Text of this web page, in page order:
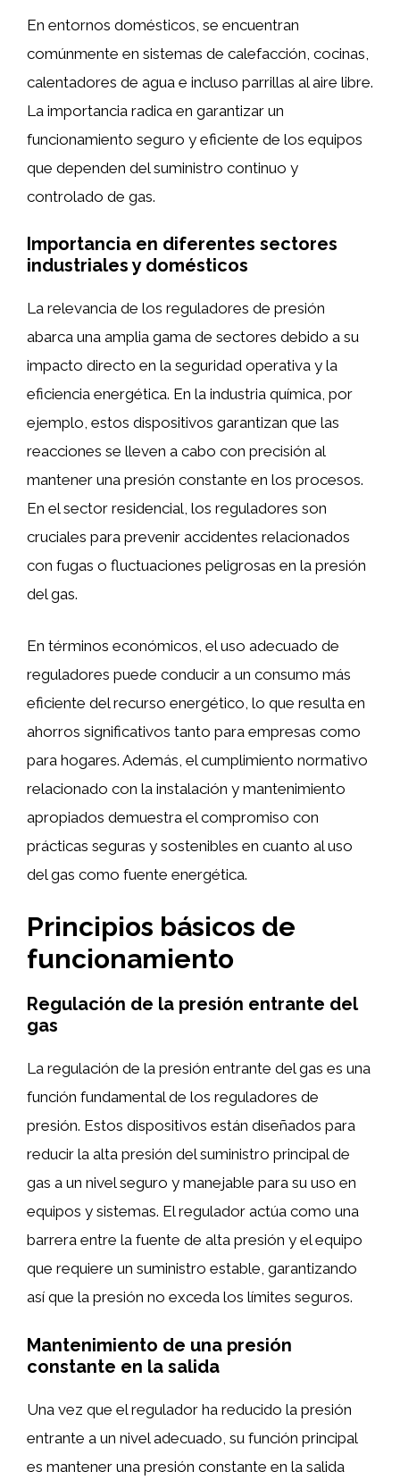
En entornos domésticos, se encuentran
comúnmente en sistemas de calefacción, cocinas,
calentadores de agua e incluso parrillas al aire libre.
La importancia radica en garantizar un
funcionamiento seguro y eficiente de los equipos
que dependen del suministro continuo y
controlado de gas.
Importancia en diferentes sectores
industriales y domésticos
La relevancia de los reguladores de presión
abarca una amplia gama de sectores debido a su
impacto directo en la seguridad operativa y la
eficiencia energética. En la industria química, por
ejemplo, estos dispositivos garantizan que las
reacciones se lleven a cabo con precisión al
mantener una presión constante en los procesos.
En el sector residencial, los reguladores son
cruciales para prevenir accidentes relacionados
con fugas o fluctuaciones peligrosas en la presión
del gas.
En términos económicos, el uso adecuado de
reguladores puede conducir a un consumo más
eficiente del recurso energético, lo que resulta en
ahorros significativos tanto para empresas como
para hogares. Además, el cumplimiento normativo
relacionado con la instalación y mantenimiento
apropiados demuestra el compromiso con
prácticas seguras y sostenibles en cuanto al uso
del gas como fuente energética.
Principios básicos de
funcionamiento
Regulación de la presión entrante del
gas
La regulación de la presión entrante del gas es una
función fundamental de los reguladores de
presión. Estos dispositivos están diseñados para
reducir la alta presión del suministro principal de
gas a un nivel seguro y manejable para su uso en
equipos y sistemas. El regulador actúa como una
barrera entre la fuente de alta presión y el equipo
que requiere un suministro estable, garantizando
así que la presión no exceda los límites seguros.
Mantenimiento de una presión
constante en la salida
Una vez que el regulador ha reducido la presión
entrante a un nivel adecuado, su función principal
es mantener una presión constante en la salida